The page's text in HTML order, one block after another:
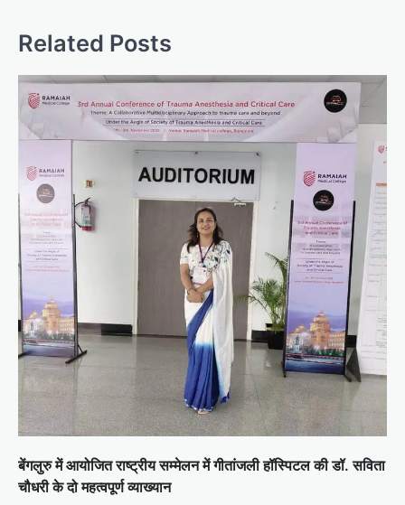
Related Posts
बेंगलुरु में आयोजित राष्ट्रीय सम्मेलन में गीतांजली हॉस्पिटल की डॉ. सविता
चौधरी के दो महत्वपूर्ण व्याख्यान